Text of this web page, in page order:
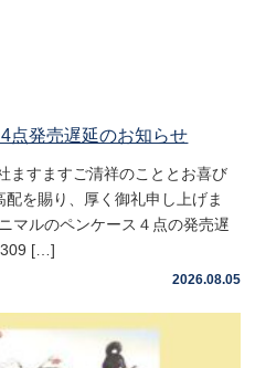
発売遅延のお知らせ
すますご清祥のこととお喜び
を賜り、厚く御礼申し上げま
マルのペンケース４点の発売遅
[…]
2026.08.05